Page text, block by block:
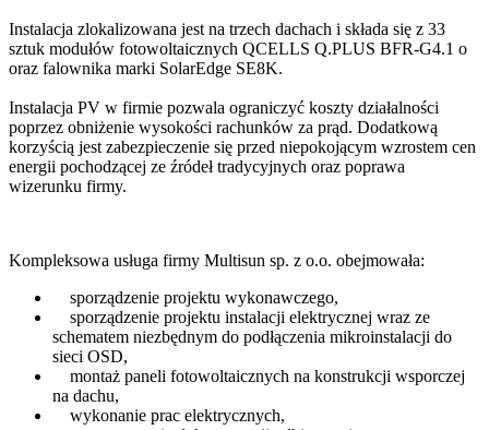
Instalacja zlokalizowana jest na trzech dachach i składa się z 33
sztuk modułów fotowoltaicznych QCELLS Q.PLUS BFR-G4.1 o
oraz falownika marki SolarEdge SE8K.
Instalacja PV w firmie pozwala ograniczyć koszty działalności
poprzez obniżenie wysokości rachunków za prąd. Dodatkową
korzyścią jest zabezpieczenie się przed niepokojącym wzrostem cen
energii pochodzącej ze źródeł tradycyjnych oraz poprawa
wizerunku firmy.
Kompleksowa usługa firmy Multisun sp. z o.o. obejmowała:
sporządzenie projektu wykonawczego,
sporządzenie projektu instalacji elektrycznej wraz ze
schematem niezbędnym do podłączenia mikroinstalacji do
sieci OSD,
montaż paneli fotowoltaicznych na konstrukcji wsporczej
na dachu,
wykonanie prac elektrycznych,